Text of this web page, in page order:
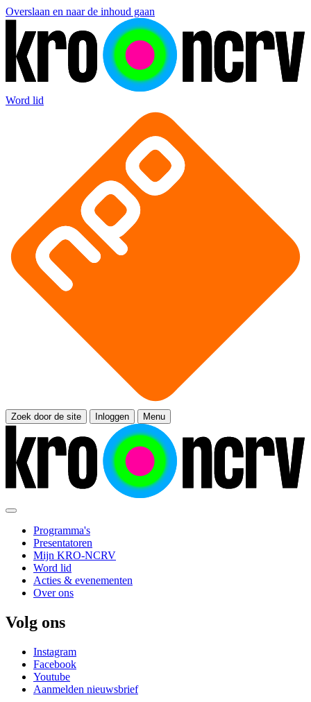
Overslaan en naar de inhoud gaan
Word lid
Zoek door de site Inloggen Menu
Programma's
Presentatoren
Mijn KRO-NCRV
Word lid
Acties & evenementen
Over ons
Volg ons
Instagram
Facebook
Youtube
Aanmelden nieuwsbrief